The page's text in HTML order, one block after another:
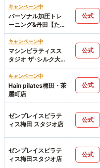
キャンペーン中
パーソナル加圧トレ
ーニング&丹田【たん
でん】波動整体スタ
ジオHearts227-ハー
ツニニナナ-
公式
キャンペーン中
マシンピラティスス
タジオ ザ･シルク大阪
梅田店
公式
キャンペーン中
Hain pilates梅田・茶
屋町店
公式
ゼンプレイスピラテ
ィス梅田 スタジオ店
公式
ゼンプレイスピラテ
ィス梅田スタジオ店
公式